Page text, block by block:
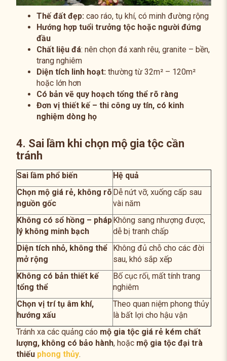
Thế đất đẹp: cao ráo, tụ khí, có minh đường rộng
Hướng hợp tuổi trưởng tộc hoặc người đứng
đầu
Chất liệu đá: nên chọn đá xanh rêu, granite – bền,
trang nghiêm
Diện tích linh hoạt: thường từ 32m² – 120m²
hoặc lớn hơn
Có bản vẽ quy hoạch tổng thể rõ ràng
Đơn vị thiết kế – thi công uy tín, có kinh
nghiệm dòng họ
4. Sai lầm khi chọn mộ gia tộc cần
tránh
Sai lầm phổ biến
Hệ quả
Chọn mộ giá rẻ, không rõ
nguồn gốc
Dễ nứt vỡ, xuống cấp sau
vài năm
Không có sổ hồng – pháp
lý không minh bạch
Không sang nhượng được,
dễ bị tranh chấp
Diện tích nhỏ, không thể
mở rộng
Không đủ chỗ cho các đời
sau, khó sắp xếp
Không có bản thiết kế
tổng thể
Bố cục rối, mất tính trang
nghiêm
Chọn vị trí tụ âm khí,
hướng xấu
Theo quan niệm phong thủy
là bất lợi cho hậu vận
Tránh xa các quảng cáo mộ gia tộc giá rẻ kém chất
lượng, không có bảo hành, hoặc mộ gia tộc đại trà
thiếu phong thủy.